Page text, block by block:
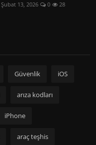
Şubat 13, 2026 0 28
Güvenlik iOS
arıza kodları
iPhone
araç teşhis